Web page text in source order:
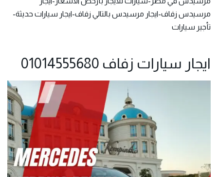
مرسيدس زفاف-ايجار مرسيدس بالتالي زفاف-ايجار سيارات حديثة-
تأجير سيارات
ايجار سيارات زفاف 01014555680